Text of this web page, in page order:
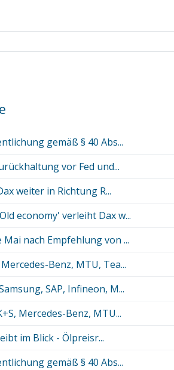
gemäß § 40 Abs...
vor Fed und...
weiter in Richtung R...
economy' verleiht Dax w...
Mai nach Empfehlung von ...
Benz, MTU, Tea...
SAP, Infineon, M...
Mercedes-Benz, MTU...
im Blick - Ölpreisr...
gemäß § 40 Abs...